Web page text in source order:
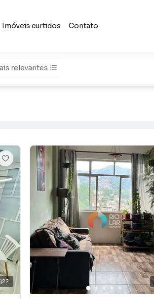
Imóveis curtidos Contato
relevantes
22